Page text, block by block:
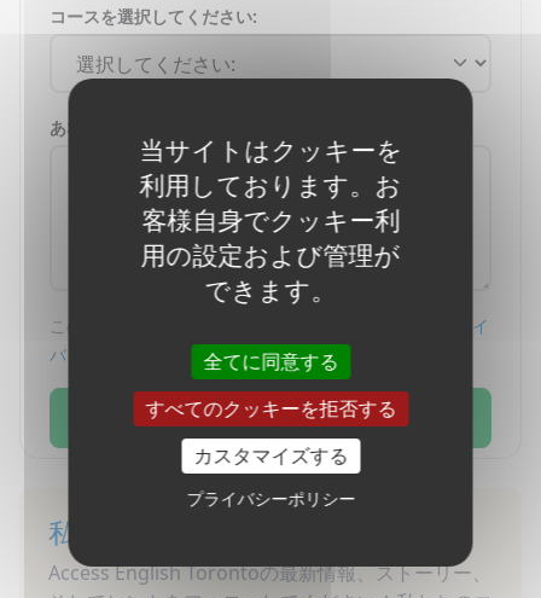
コースを選択してください:
あなたのメッセージを入力してください：
このフォームを提出することで、あなたは私たちの
プライ
バシーポリシー
に同意するものとします。
送る
私たちとつながってください
Access English Torontoの最新情報、ストーリー、
当サイトはクッキーを
利用しております。お
客様自身でクッキー利
用の設定および管理が
できます。
全てに同意する
すべてのクッキーを拒否する
カスタマイズする
プライバシーポリシー